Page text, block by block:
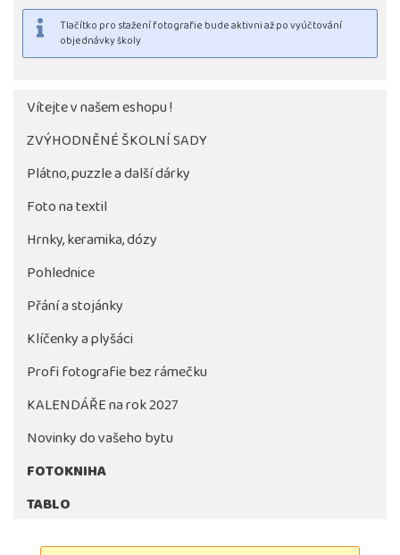
Tlačítko pro stažení fotografie bude aktivni až po
objednávky školy
Vítejte v našem eshopu !
ZVÝHODNĚNÉ ŠKOLNÍ SADY
Plátno, puzzle a další dárky
Foto na textil
Hrnky, keramika, dózy
Pohlednice
Přání a stojánky
Klíčenky a plyšáci
Profi fotografie bez rámečku
KALENDÁŘE na rok 2027
Novinky do vašeho bytu
FOTOKNIHA
TABLO